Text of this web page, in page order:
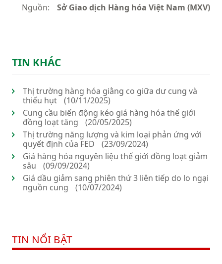
Nguồn: Sở Giao dịch Hàng hóa Việt Nam (MXV)
TIN KHÁC
Thị trường hàng hóa giằng co giữa dư cung và
thiếu hụt
(10/11/2025)
Cung cầu biến động kéo giá hàng hóa thế giới
đồng loạt tăng
(20/05/2025)
Thị trường năng lượng và kim loại phản ứng với
quyết định của FED
(23/09/2024)
Giá hàng hóa nguyên liệu thế giới đồng loạt giảm
sâu
(09/09/2024)
Giá dầu giảm sang phiên thứ 3 liên tiếp do lo ngại
nguồn cung
(10/07/2024)
TIN NỔI BẬT